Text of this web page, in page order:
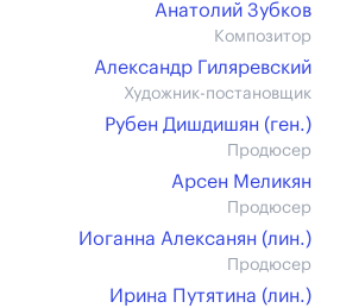
Анатолий Зубков
Композитор
Александр Гиляревский
Художник-постановщик
Рубен Дишдишян (ген.)
Продюсер
Арсен Меликян
Продюсер
Иоганна Алексанян (лин.)
Продюсер
Ирина Путятина (лин.)